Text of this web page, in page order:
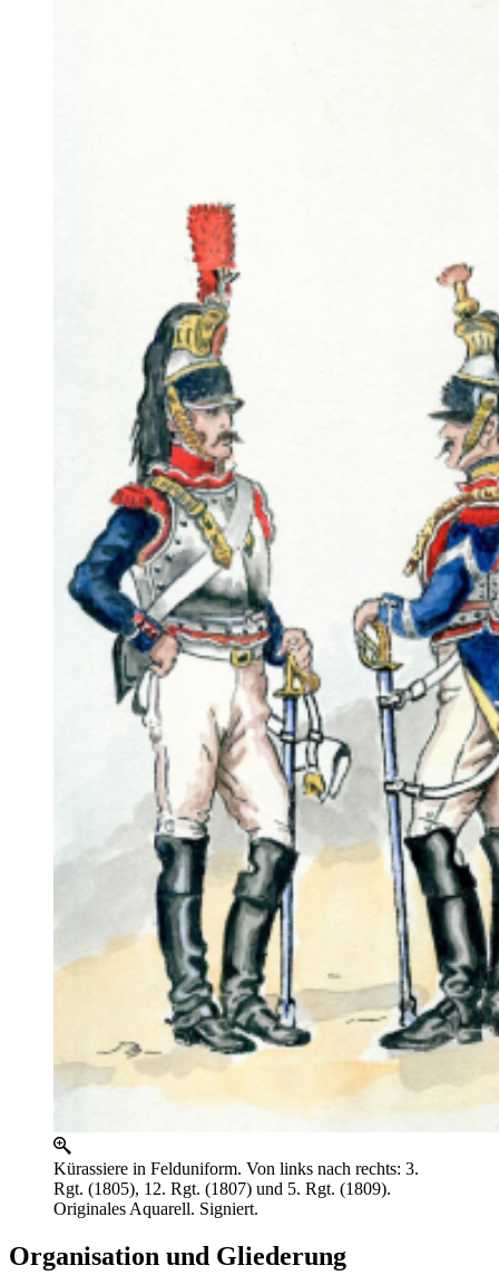
Kürassiere in Felduniform. Von links nach rechts: 3.
Rgt. (1805), 12. Rgt. (1807) und 5. Rgt. (1809).
Originales Aquarell. Signiert.
Organisation und Gliederung